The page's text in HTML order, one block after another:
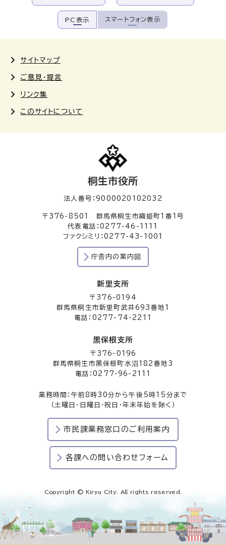
PC表示 スマートフォン表示
サイトマップ
ご意見・提言
リンク集
このサイトについて
桐生市役所
法人番号：9000020102032
〒376-8501 群馬県桐生市織姫町1番1号
代表電話：0277-46-1111
ファクシミリ：0277-43-1001
庁舎内の案内図
新里支所
〒376-0194
群馬県桐生市新里町武井693番地1
電話：0277-74-2211
黒保根支所
〒376-0196
群馬県桐生市黒保根町水沼182番地3
電話：0277-96-2111
業務時間：午前8時30分から午後5時15分まで
（土曜日・日曜日・祝日・年末年始を除く）
市民課業務窓口のご利用案内
各課への問い合わせフォーム
Copyright © Kiryu City. All rights reserved.